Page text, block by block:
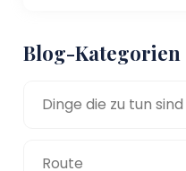
Blog-Kategorien
Dinge die zu tun sind
Route